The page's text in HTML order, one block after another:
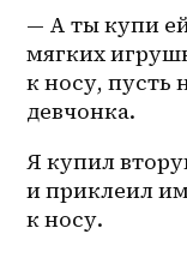
— А ты купи
мягких
к носу, пусть
девчонка.
Я купил
и приклеил
к носу.